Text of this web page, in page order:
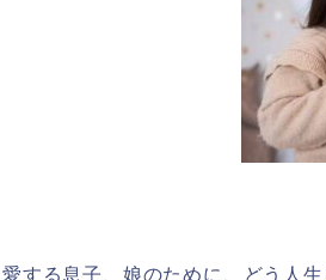
愛する息子、娘のために、どう人生